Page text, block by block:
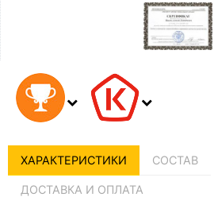
ХАРАКТЕРИСТИКИ СОСТАВ
ДОСТАВКА И ОПЛАТА